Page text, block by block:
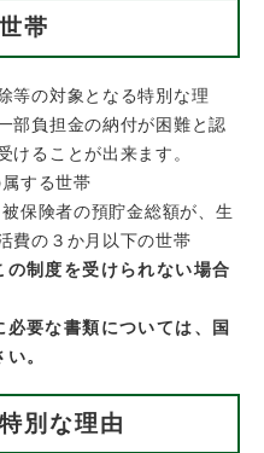
帯
等の対象となる特別な理
部負担金の納付が困難と認
けることが出来ます。
する世帯
保険者の預貯金総額が、生
費の３か月以下の世帯
制度を受けられない場合
要な書類については、国
。
別な理由